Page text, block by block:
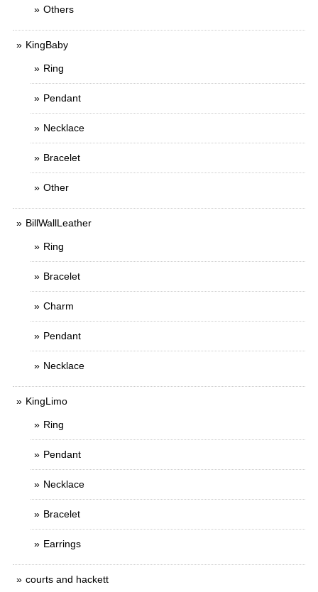
Others
KingBaby
Ring
Pendant
Necklace
Bracelet
Other
BillWallLeather
Ring
Bracelet
Charm
Pendant
Necklace
KingLimo
Ring
Pendant
Necklace
Bracelet
Earrings
courts and hackett